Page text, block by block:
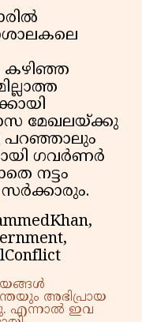
കഴിഞ്ഞ
മേഖലയ്ക്കു
പറഞ്ഞാലും
ഗവർണർ
നട്ടം
അഭിപ്രായ
എന്നാൽ ഇവ